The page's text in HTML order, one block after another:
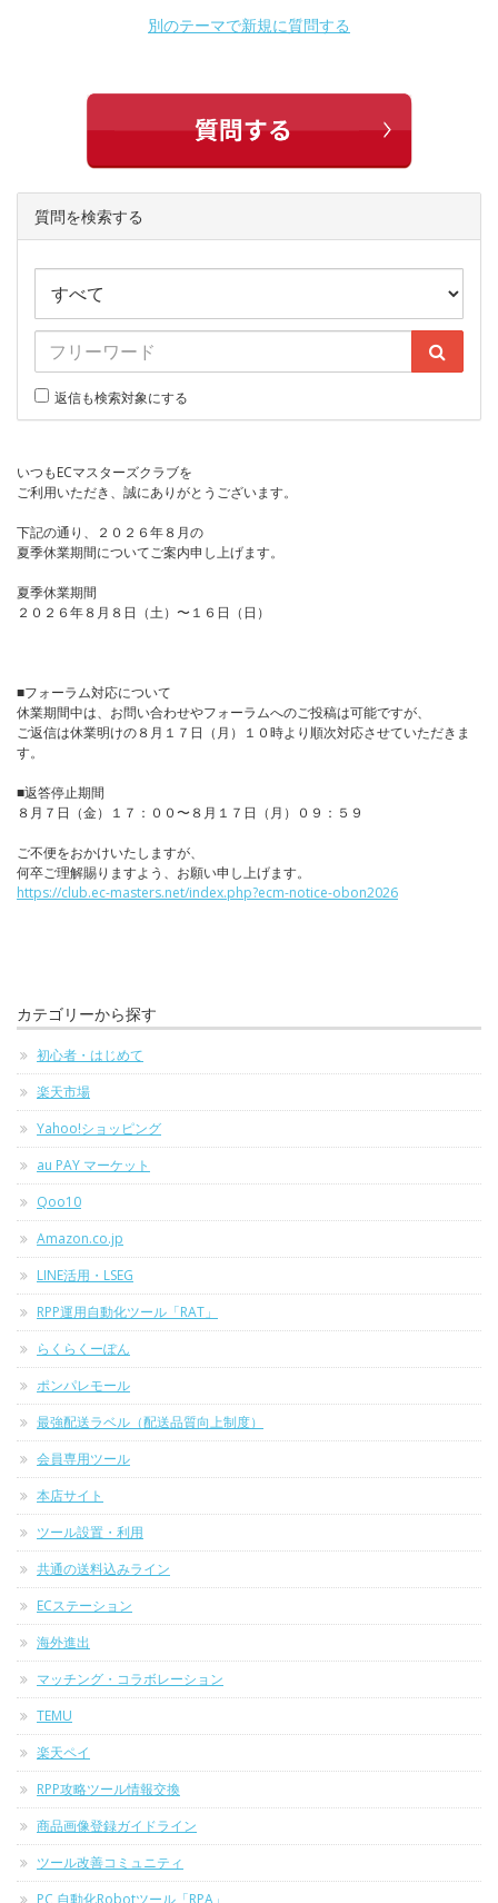
別のテーマで新規に質問する
質問を検索する
返信も検索対象にする
いつもECマスターズクラブを
ご利用いただき、誠にありがとうございます。
下記の通り、２０２６年８月の
夏季休業期間についてご案内申し上げます。
夏季休業期間
２０２６年８月８日（土）〜１６日（日）
■フォーラム対応について
休業期間中は、お問い合わせやフォーラムへのご投稿は可能ですが、
ご返信は休業明けの８月１７日（月）１０時より順次対応させていただきま
す。
■返答停止期間
８月７日（金）１７：００〜８月１７日（月）０９：５９
ご不便をおかけいたしますが、
何卒ご理解賜りますよう、お願い申し上げます。
https://club.ec-masters.net/index.php?ecm-notice-obon2026
カテゴリーから探す
初心者・はじめて
楽天市場
Yahoo!ショッピング
au PAY マーケット
Qoo10
Amazon.co.jp
LINE活用・LSEG
RPP運用自動化ツール「RAT」
らくらくーぽん
ポンパレモール
最強配送ラベル（配送品質向上制度）
会員専用ツール
本店サイト
ツール設置・利用
共通の送料込みライン
ECステーション
海外進出
マッチング・コラボレーション
TEMU
楽天ペイ
RPP攻略ツール情報交換
商品画像登録ガイドライン
ツール改善コミュニティ